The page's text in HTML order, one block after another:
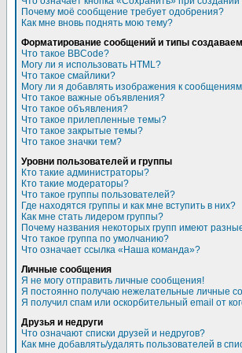
Почему моё сообщение требует одобрения?
Как мне вновь поднять мою тему?
Форматирование сообщений и типы
Что такое BBCode?
Могу ли я использовать HTML?
Что такое смайлики?
Могу ли я добавлять изображения к
Что такое важные объявления?
Что такое объявления?
Что такое прилепленные темы?
Что такое закрытые темы?
Что такое значки тем?
Уровни пользователей и группы
Кто такие администраторы?
Кто такие модераторы?
Что такое группы пользователей?
Где находятся группы и как мне вступить в них?
Как мне стать лидером группы?
Почему названия некоторых групп имеют
Что такое группа по умолчанию?
Что означает ссылка «Наша команда»?
Личные сообщения
Я не могу отправить личные сообщения!
Я постоянно получаю нежелательные личные
Я получил спам или оскорбительный email от
Друзья и недруги
Что означают списки друзей и недругов?
Как мне добавлять/удалять пользователей в